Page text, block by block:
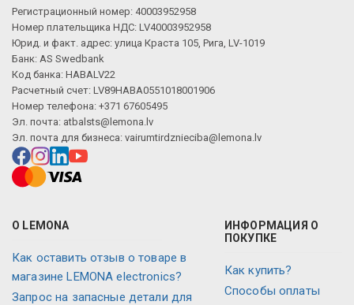
Регистрационный номер: 40003952958
Номер плательщика НДС: LV40003952958
Юрид. и факт. адрес: улица Краста 105, Рига, LV-1019
Банк: AS Swedbank
Код банка: HABALV22
Расчетный счет: LV89HABA0551018001906
Номер телефона: +371 67605495
Эл. почта: atbalsts@lemona.lv
Эл. почта для бизнеса: vairumtirdznieciba@lemona.lv
О LEMONA
Как оставить отзыв о товаре в
магазине LEMONA electronics?
Запрос на запасные детали для
ИНФОРМАЦИЯ О
ПОКУПКЕ
Как купить?
Способы оплаты